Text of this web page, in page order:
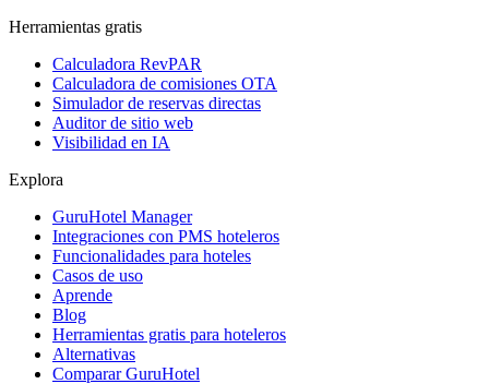
Herramientas gratis
Calculadora RevPAR
Calculadora de comisiones OTA
Simulador de reservas directas
Auditor de sitio web
Visibilidad en IA
Explora
GuruHotel Manager
Integraciones con PMS hoteleros
Funcionalidades para hoteles
Casos de uso
Aprende
Blog
Herramientas gratis para hoteleros
Alternativas
Comparar GuruHotel